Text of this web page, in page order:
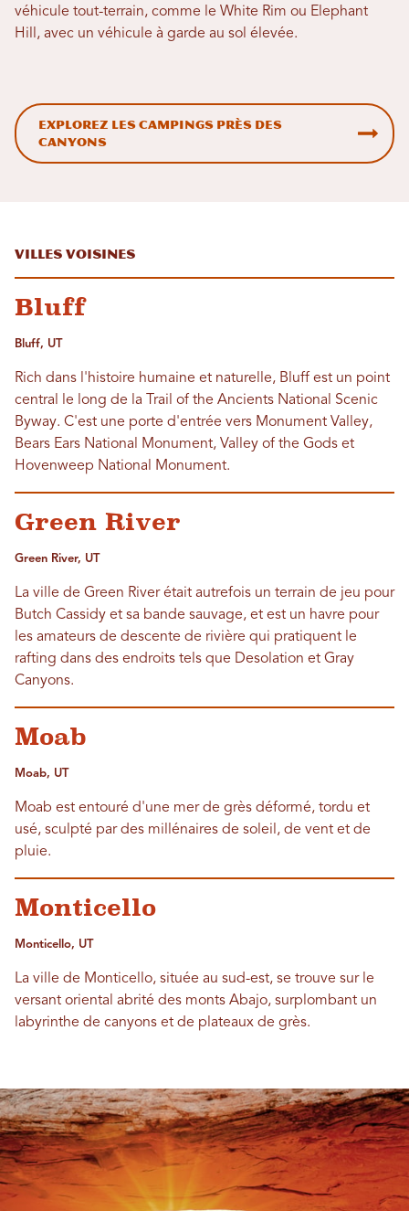
véhicule tout-terrain, comme le White Rim ou Elephant
Hill, avec un véhicule à garde au sol élevée.
Explorez les campings près des
canyons
Villes voisines
Bluff
Bluff, UT
Rich dans l'histoire humaine et naturelle, Bluff est un point
central le long de la Trail of the Ancients National Scenic
Byway. C'est une porte d'entrée vers Monument Valley,
Bears Ears National Monument, Valley of the Gods et
Hovenweep National Monument.
Green River
Green River, UT
La ville de Green River était autrefois un terrain de jeu pour
Butch Cassidy et sa bande sauvage, et est un havre pour
les amateurs de descente de rivière qui pratiquent le
rafting dans des endroits tels que Desolation et Gray
Canyons.
Moab
Moab, UT
Moab est entouré d'une mer de grès déformé, tordu et
usé, sculpté par des millénaires de soleil, de vent et de
pluie.
Monticello
Monticello, UT
La ville de Monticello, située au sud-est, se trouve sur le
versant oriental abrité des monts Abajo, surplombant un
labyrinthe de canyons et de plateaux de grès.